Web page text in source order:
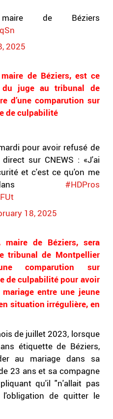
de Béziers
2025
de Béziers, est ce
juge au tribunal de
d’une comparution sur
de culpabilité
pour avoir refusé de
sur CNEWS : «J'ai
et c'est ce qu'on me
dans #HDPros
18, 2025
maire de Béziers, sera
tribunal de Montpellier
comparution sur
de culpabilité pour avoir
entre une jeune
situation irrégulière, en
de juillet 2023, lorsque
étiquette de Béziers,
au mariage dans sa
23 ans et sa compagne
qu'il "n'allait pas
de quitter le